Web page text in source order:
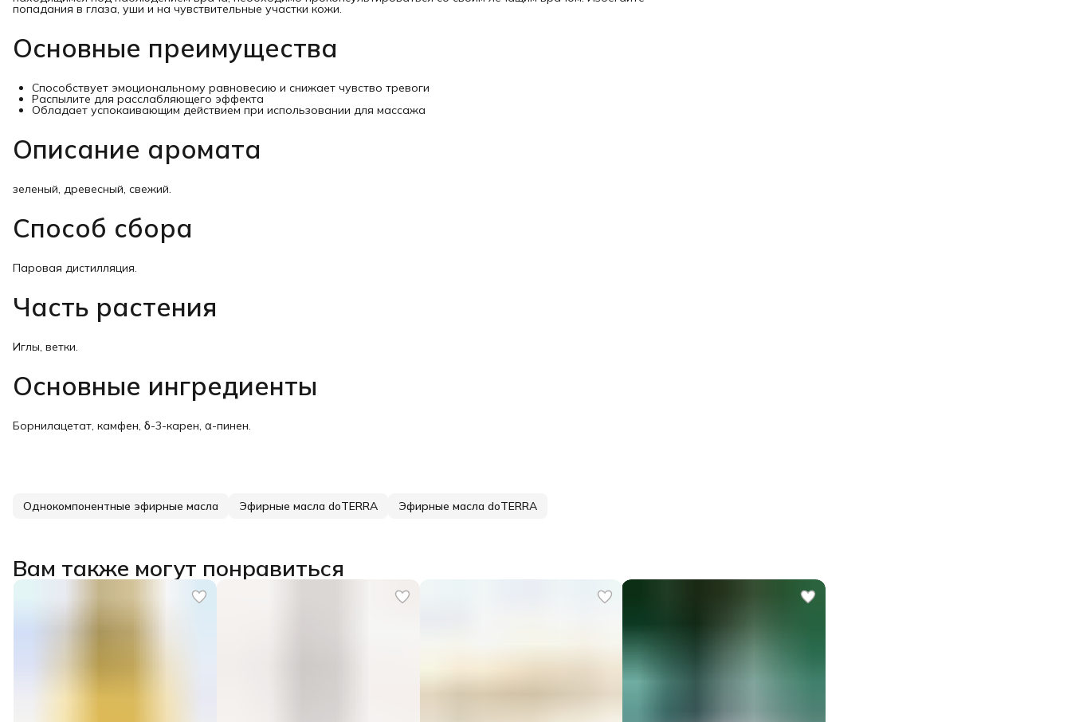
попадания в глаза, уши и на чувствительные участки кожи.
Основные преимущества
Способствует эмоциональному равновесию и снижает чувство тревоги
Распылите для расслабляющего эффекта
Обладает успокаивающим действием при использовании для массажа
Описание аромата
зеленый, древесный, свежий.
Способ сбора
Паровая дистилляция.
Часть растения
Иглы, ветки.
Основные ингредиенты
Борнилацетат, камфен, δ-3-карен, α-пинен.
Однокомпонентные эфирные масла Эфирные масла doTERRA Эфирные масла doTERRA
Вам также могут понравиться